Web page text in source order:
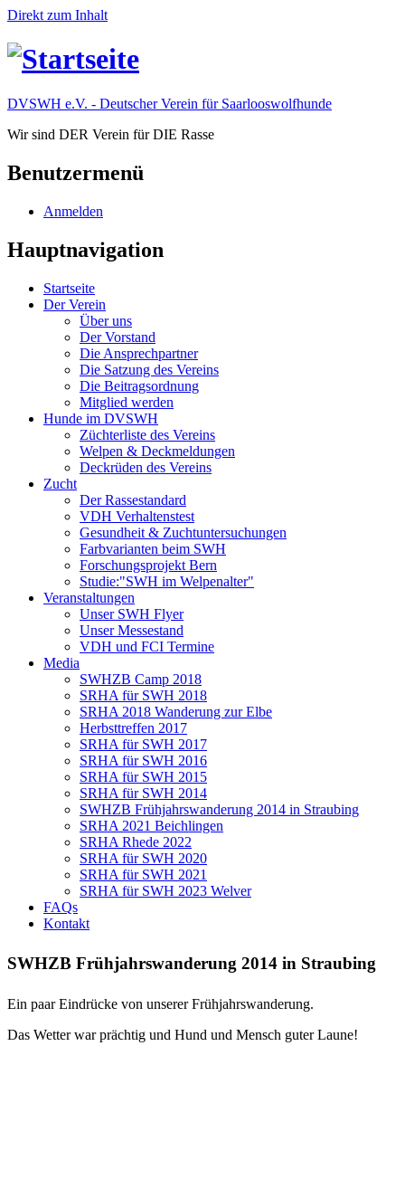
Direkt zum Inhalt
DVSWH e.V. - Deutscher Verein für Saarlooswolfhunde
Wir sind DER Verein für DIE Rasse
Benutzermenü
Anmelden
Hauptnavigation
Startseite
Der Verein
Über uns
Der Vorstand
Die Ansprechpartner
Die Satzung des Vereins
Die Beitragsordnung
Mitglied werden
Hunde im DVSWH
Züchterliste des Vereins
Welpen & Deckmeldungen
Deckrüden des Vereins
Zucht
Der Rassestandard
VDH Verhaltenstest
Gesundheit & Zuchtuntersuchungen
Farbvarianten beim SWH
Forschungsprojekt Bern
Studie:"SWH im Welpenalter"
Veranstaltungen
Unser SWH Flyer
Unser Messestand
VDH und FCI Termine
Media
SWHZB Camp 2018
SRHA für SWH 2018
SRHA 2018 Wanderung zur Elbe
Herbsttreffen 2017
SRHA für SWH 2017
SRHA für SWH 2016
SRHA für SWH 2015
SRHA für SWH 2014
SWHZB Frühjahrswanderung 2014 in Straubing
SRHA 2021 Beichlingen
SRHA Rhede 2022
SRHA für SWH 2020
SRHA für SWH 2021
SRHA für SWH 2023 Welver
FAQs
Kontakt
SWHZB Frühjahrswanderung 2014 in Straubing
Ein paar Eindrücke von unserer Frühjahrswanderung.
Das Wetter war prächtig und Hund und Mensch guter Laune!